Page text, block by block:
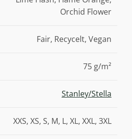
Orchid Flower
Fair, Recycelt, Vegan
75 g/m²
Stanley/Stella
XXS, XS, S, M, L, XL, XXL, 3XL